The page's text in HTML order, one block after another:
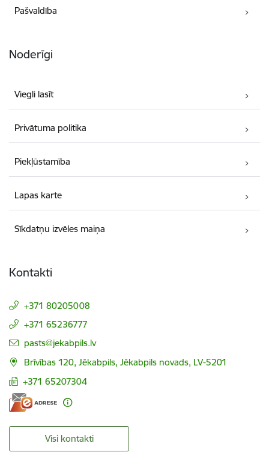
Pašvaldība
Noderīgi
Viegli lasīt
Privātuma politika
Piekļūstamība
Lapas karte
Sīkdatņu izvēles maiņa
Kontakti
+371 80205008
+371 65236777
E-pasts:
pasts@jekabpils.lv
Brīvības 120, Jēkabpils, Jēkabpils novads, LV-5201
+371 65207304
Visi kontakti